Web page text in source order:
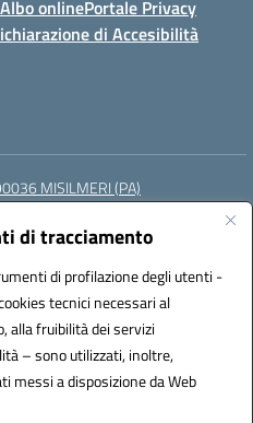
di tracciamento
di profilazione degli utenti -
tecnici necessari al
alla fruibilità dei servizi
– sono utilizzati, inoltre,
a disposizione da Web
Albo onlinePortale Privacy
di Accesibilità
MISILMERI (PA)
(IPA): istsc_ PAIC8BW002